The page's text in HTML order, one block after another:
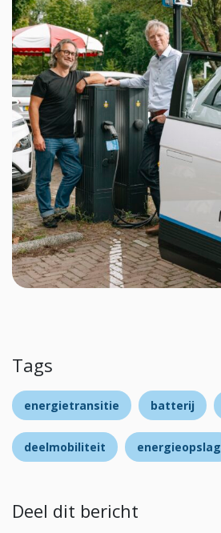
Tags
energietransitie batterij
deelmobiliteit energieopslag
Deel dit bericht